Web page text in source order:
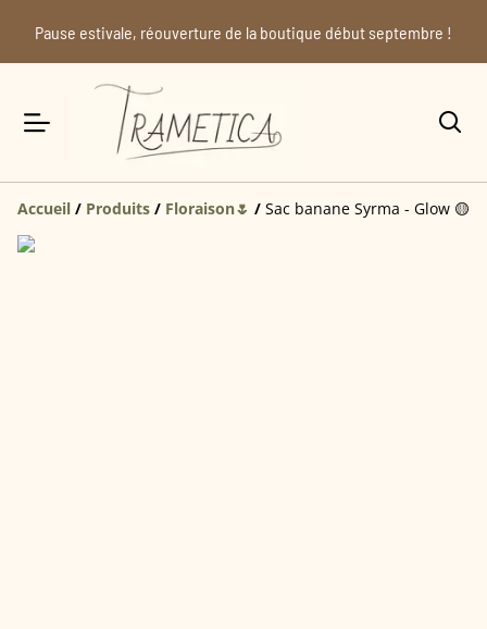
Pause estivale, réouverture de la boutique début septembre !
Accueil / Produits / Floraison🌷 / Sac banane Syrma - Glow 🟡